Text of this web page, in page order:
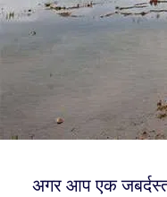
अगर आप एक